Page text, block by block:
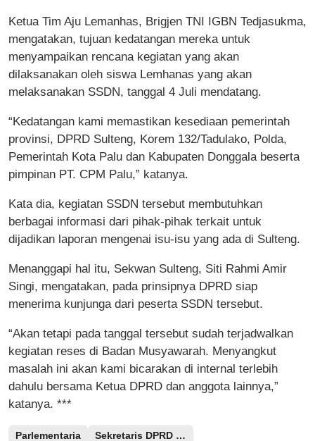
Ketua Tim Aju Lemanhas, Brigjen TNI IGBN Tedjasukma,
mengatakan, tujuan kedatangan mereka untuk
menyampaikan rencana kegiatan yang akan
dilaksanakan oleh siswa Lemhanas yang akan
melaksanakan SSDN, tanggal 4 Juli mendatang.
“Kedatangan kami memastikan kesediaan pemerintah
provinsi, DPRD Sulteng, Korem 132/Tadulako, Polda,
Pemerintah Kota Palu dan Kabupaten Donggala beserta
pimpinan PT. CPM Palu,” katanya.
Kata dia, kegiatan SSDN tersebut membutuhkan
berbagai informasi dari pihak-pihak terkait untuk
dijadikan laporan mengenai isu-isu yang ada di Sulteng.
Menanggapi hal itu, Sekwan Sulteng, Siti Rahmi Amir
Singi, mengatakan, pada prinsipnya DPRD siap
menerima kunjunga dari peserta SSDN tersebut.
“Akan tetapi pada tanggal tersebut sudah terjadwalkan
kegiatan reses di Badan Musyawarah. Menyangkut
masalah ini akan kami bicarakan di internal terlebih
dahulu bersama Ketua DPRD dan anggota lainnya,”
katanya. ***
Parlementaria Sekretaris DPRD Sulteng